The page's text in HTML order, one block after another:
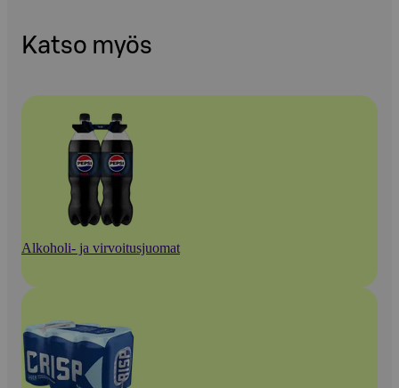
Katso myös
Alkoholi- ja virvoitusjuomat